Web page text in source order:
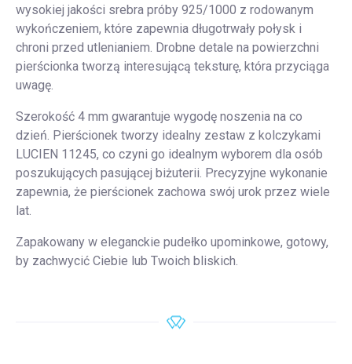
wysokiej jakości srebra próby 925/1000 z rodowanym
wykończeniem, które zapewnia długotrwały połysk i
chroni przed utlenianiem. Drobne detale na powierzchni
pierścionka tworzą interesującą teksturę, która przyciąga
uwagę.
Szerokość 4 mm gwarantuje wygodę noszenia na co
dzień. Pierścionek tworzy idealny zestaw z kolczykami
LUCIEN 11245, co czyni go idealnym wyborem dla osób
poszukujących pasującej biżuterii. Precyzyjne wykonanie
zapewnia, że pierścionek zachowa swój urok przez wiele
lat.
Zapakowany w eleganckie pudełko upominkowe, gotowy,
by zachwycić Ciebie lub Twoich bliskich.